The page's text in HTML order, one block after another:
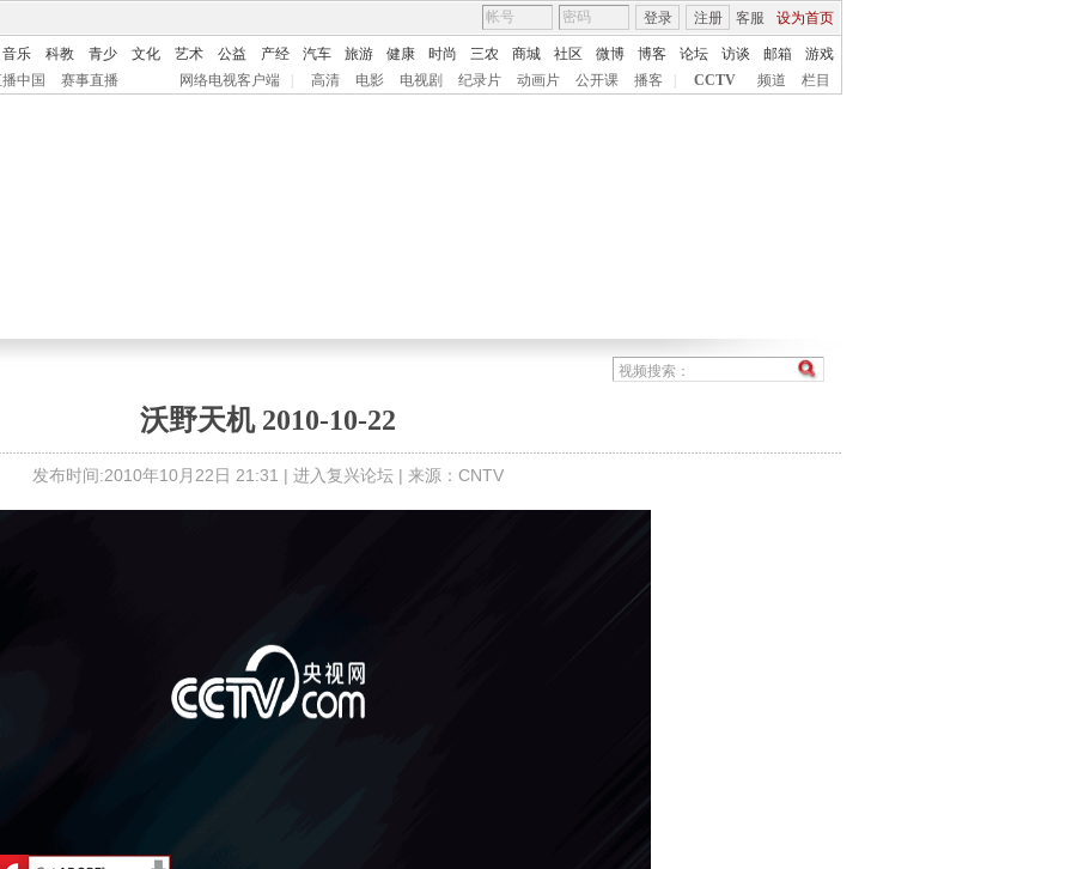
客服 设为首页
登录 注册
音乐 科教 青少 文化 艺术 公益 产经 汽车 旅游 健康 时尚 三农 商城 社区 微博 博客 论坛 访谈 邮箱
游戏
中国
赛事直播 网络电视客户端 高清 电影 电视剧 纪录片 动画片 公开课 播客 CCTV 频道 栏目
沃野天机 2010-10-22
发布时间:2010年10月22日 21:31 | 进入复兴论坛 | 来源：CNTV